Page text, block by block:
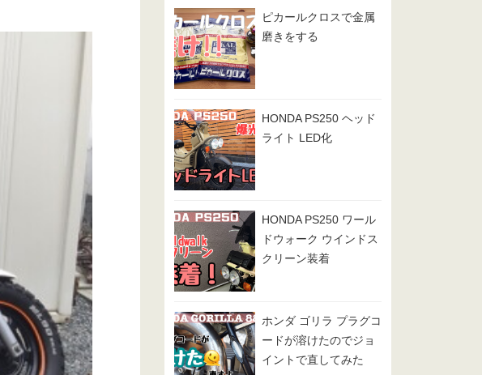
ピカールクロスで金属
磨きをする
HONDA PS250 ヘッド
ライト LED化
HONDA PS250 ワール
ドウォーク ウインドス
クリーン装着
ホンダ ゴリラ プラグコ
ードが溶けたのでジョ
イントで直してみた